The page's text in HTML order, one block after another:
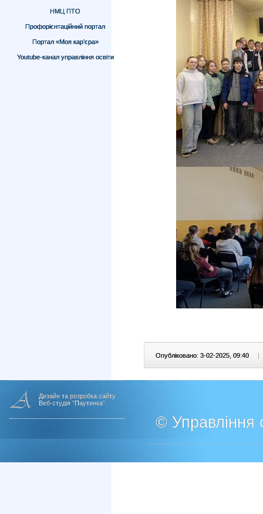
НМЦ ПТО
Профорієнтаційний портал
Портал «Моя кар’єра»
Youtube-канал управління освіти
Опубліковано: 3-02-2025, 09:40 |
Дизайн та розробка сайту
Веб-студія "Паутинка"
© Управління